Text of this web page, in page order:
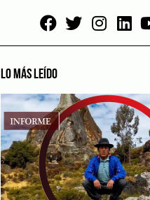
LO MÁS LEÍDO